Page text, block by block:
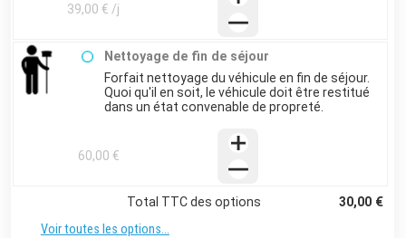
39,00 € /j
Nettoyage de fin de séjour
Forfait nettoyage du véhicule en fin de séjour.
Quoi qu'il en soit, le véhicule doit être restitué
dans un état convenable de propreté.
60,00 €
Total TTC des options 30,00 €
Voir toutes les options...